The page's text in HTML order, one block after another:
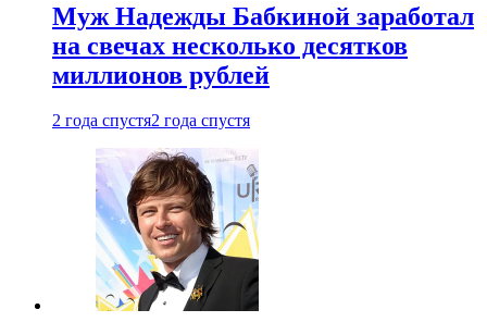
Муж Надежды Бабкиной заработал
на свечах несколько десятков
миллионов рублей
2 года спустя2 года спустя